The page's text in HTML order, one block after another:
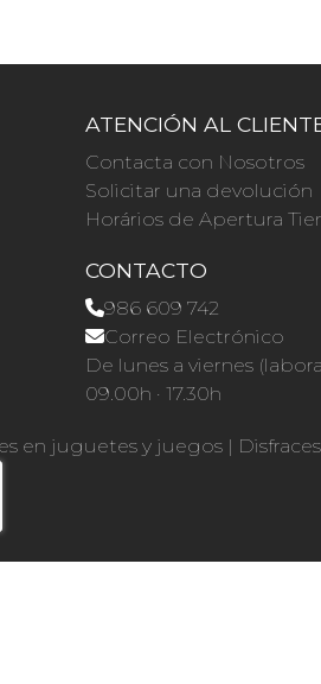
ATENCIÓN AL
Contacta con Nosotros
Solicitar una devolución
Horários de Apertura
CONTACTO
986 609 742
Correo Electrónico
De lunes a viernes
09.00h · 17.30h
en juguetes y juegos | Disfraces